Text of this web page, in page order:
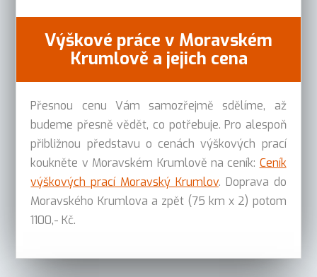
Výškové práce v Moravském
Krumlově a jejich cena
Přesnou cenu Vám samozřejmě sdělíme, až
budeme přesně vědět, co potřebuje. Pro alespoň
přibližnou představu o cenách výškových prací
koukněte v Moravském Krumlově na ceník: Ceník
výškových prací Moravský Krumlov. Doprava do
Moravského Krumlova a zpět (75 km x 2) potom
1100,- Kč.